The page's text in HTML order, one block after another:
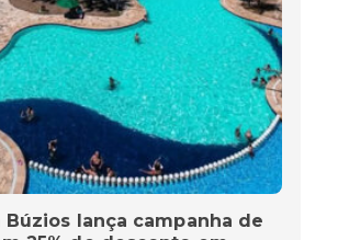
Búzios lança campanha de